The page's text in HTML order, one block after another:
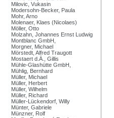
Milovic, Vukasin
Modersohn-Becker, Paula
Mohr, Arno
Molenaer, Klaes (Nicolaes)
Möller, Otto
Molzahn, Johannes Ernst Ludwig
Montblanc GmbH,
Morgner, Michael
Mörstedt, Alfred Traugott
Mostaert d.Ä., Gillis
Mühle-Glashütte GmbH,
Mühlig, Bernhard
Müller, Michael
Müller, Herbert
Müller, Wilhelm
Müller, Richard
Müller-Lückendorf, Willy
Münter, Gabriele
Münzner, Rolf